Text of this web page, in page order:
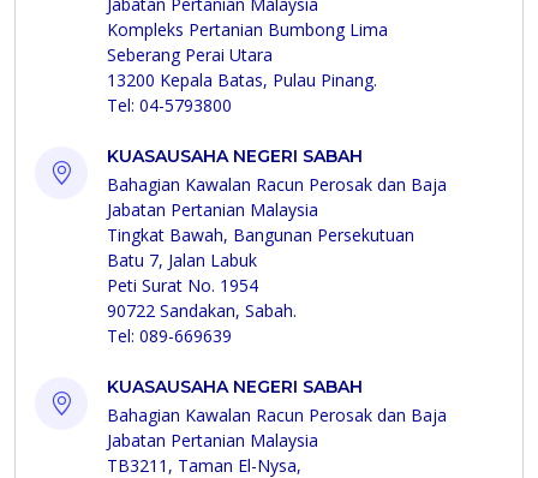
Kompleks Pertanian Bumbong Lima
Seberang Perai Utara
13200 Kepala Batas, Pulau Pinang.
Tel: 04-5793800
KUASAUSAHA NEGERI SABAH
Bahagian Kawalan Racun Perosak dan Baja
Jabatan Pertanian Malaysia
Tingkat Bawah, Bangunan Persekutuan
Batu 7, Jalan Labuk
Peti Surat No. 1954
90722 Sandakan, Sabah.
Tel: 089-669639
KUASAUSAHA NEGERI SABAH
Bahagian Kawalan Racun Perosak dan Baja
Jabatan Pertanian Malaysia
TB3211, Taman El-Nysa,